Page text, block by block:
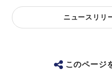
ニュースリリ
このページ